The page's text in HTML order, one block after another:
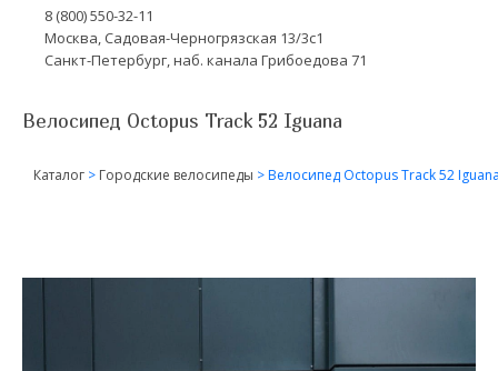
8 (800) 550-32-11
Москва, Садовая-Черногрязская 13/3с1
Санкт-Петербург, наб. канала Грибоедова 71
Велосипед Octopus Track 52 Iguana
Каталог > Городские велосипеды >Велосипед Octopus Track 52